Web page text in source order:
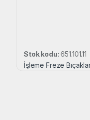
Stok kodu:651.101.11
İşleme Freze